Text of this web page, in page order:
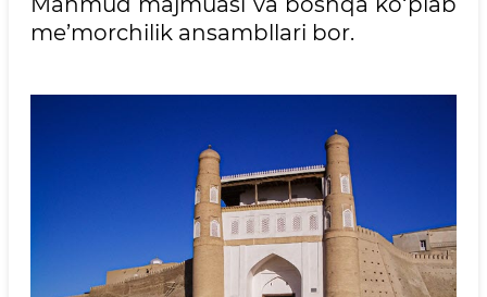
me’morchilik ansambllari bor.